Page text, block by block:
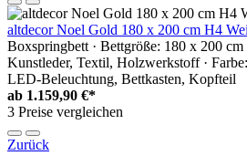
altdecor Noel Gold 180 x 200 cm H4
Boxspringbett · Bettgröße: 180 x 200
Kunstleder, Textil, Holzwerkstoff ·
LED-Beleuchtung, Bettkasten, Kopfteil
ab 1.159,90 €*
3 Preise vergleichen
Zurück